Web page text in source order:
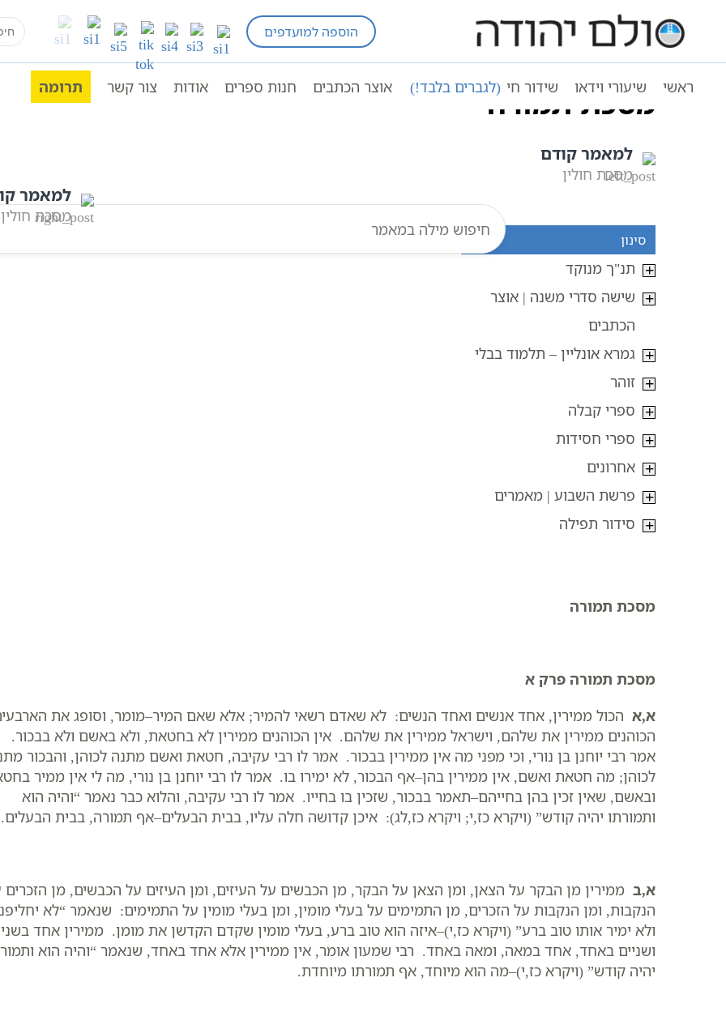
הוספה למועדפים for:
ראשי שיעורי וידאו שידור חי (לגברים בלבד!) אוצר הכתבים חנות ספרים אודות צור קשר תרומה
עמוד ראשי אוצר הכתבים מסכת תמורה סדר קודשים שישה סדרי משנה |
מסכת תמורה
למאמר קודם
מסכת חולין
מסכת תמורה
מסכת תמורה פרק א
א,א הכול ממירין, אחד אנשים ואחד הנשים: לא שאדם רשאי להמיר; אלא שאם המיר–מומר, וסופג את
הכוהנים ממירין את שלהם, וישראל ממירין את שלהם. אין הכוהנים ממירין לא בחטאת, ולא באשם ולא בבכור.
אמר רבי יוחנן בן נורי, וכי מפני מה אין ממירין בבכור. אמר לו רבי עקיבה, חטאת ואשם מתנה לכוהן, והבכור
לכוהן; מה חטאת ואשם, אין ממירין בהן–אף הבכור, לא ימירו בו. אמר לו רבי יוחנן בן נורי, מה לי אין ממיר
ובאשם, שאין זכין בהן בחייהם–תאמר בבכור, שזכין בו בחייו. אמר לו רבי עקיבה, והלוא כבר נאמר “והיה הוא
ותמורתו יהיה קודש” (ויקרא כז,י; ויקרא כז,לג): איכן קדושה חלה עליו, בבית הבעלים–אף תמורה, בבית הבעלים.
א,ב ממירין מן הבקר על הצאן, ומן הצאן על הבקר, מן הכבשים על העיזים, ומן העיזים על הכבשים, מן הזכרים
הנקבות, ומן הנקבות על הזכרים, מן התמימים על בעלי מומין, ומן בעלי מומין על התמימים: שנאמר “לא
ולא ימיר אותו טוב ברע” (ויקרא כז,י)–איזה הוא טוב ברע, בעלי מומין שקדם הקדשן את מומן. ממירין אחד
ושניים באחד, אחד במאה, ומאה באחד. רבי שמעון אומר, אין ממירין אלא אחד באחד, שנאמר “והיה הוא
יהיה קודש” (ויקרא כז,י)–מה הוא מיוחד, אף תמורתו מיוחדת.
סינון
תנ"ך מנוקד
שישה סדרי משנה | אוצר
הכתבים
גמרא אונליין – תלמוד בבלי
זוהר
ספרי קבלה
ספרי חסידות
אחרונים
פרשת השבוע | מאמרים
סידור תפילה
למאמר
מסכת חולין